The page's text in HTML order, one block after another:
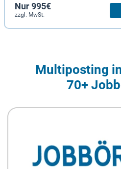
Nur 995€
zzgl. MwSt.
Multiposting
70+